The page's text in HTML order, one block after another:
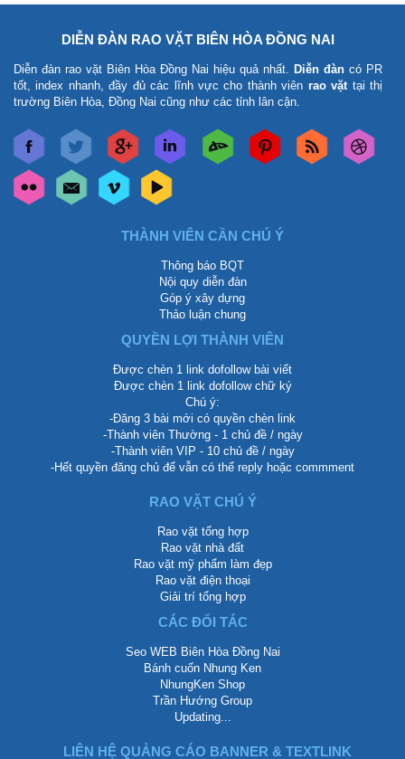
DIỄN ĐÀN RAO VẶT BIÊN HÒA ĐỒNG NAI
Diễn đàn rao vặt Biên Hòa Đồng Nai hiệu quả nhất. Diễn đàn có PR
tốt, index nhanh, đầy đủ các lĩnh vực cho thành viên rao vặt tại thị
trường Biên Hòa, Đồng Nai cũng như các tỉnh lân cận.
THÀNH VIÊN CẦN CHÚ Ý
Thông báo BQT
Nội quy diễn đàn
Góp ý xây dựng
Thảo luận chung
QUYỀN LỢI THÀNH VIÊN
Được chèn 1 link dofollow bài viết
Được chèn 1 link dofollow chữ ký
Chú ý:
-Đăng 3 bài mới có quyền chèn link
-Thành viên Thường - 1 chủ đề / ngày
-Thành viên VIP - 10 chủ đề / ngày
-Hết quyền đăng chủ để vẫn có thể reply hoặc commment
RAO VẶT CHÚ Ý
Rao vặt tổng hợp
Rao vặt nhà đất
Rao vặt mỹ phẩm làm đẹp
Rao vặt điện thoại
Giải trí tổng hợp
CÁC ĐỐI TÁC
Seo WEB Biên Hòa Đồng Nai
Bánh cuốn Nhung Ken
NhungKen Shop
Trần Hướng Group
Updating...
LIÊN HỆ QUẢNG CÁO BANNER & TEXTLINK